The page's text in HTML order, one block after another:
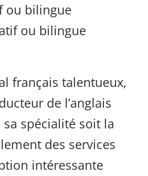
ou bilingue
ou bilingue
français talentueux,
de l’anglais
spécialité soit la
des services
intéressante